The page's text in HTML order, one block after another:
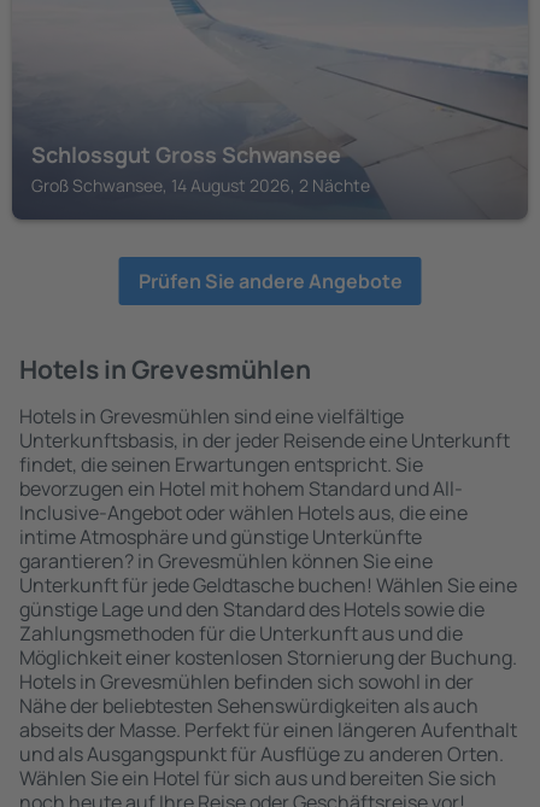
Schlossgut Gross Schwansee
Groß Schwansee, 14 August 2026, 2 Nächte
Prüfen Sie andere Angebote
Hotels in Grevesmühlen
Hotels in Grevesmühlen sind eine vielfältige
Unterkunftsbasis, in der jeder Reisende eine Unterkunft
findet, die seinen Erwartungen entspricht. Sie
bevorzugen ein Hotel mit hohem Standard und All-
Inclusive-Angebot oder wählen Hotels aus, die eine
intime Atmosphäre und günstige Unterkünfte
garantieren? in Grevesmühlen können Sie eine
Unterkunft für jede Geldtasche buchen! Wählen Sie eine
günstige Lage und den Standard des Hotels sowie die
Zahlungsmethoden für die Unterkunft aus und die
Möglichkeit einer kostenlosen Stornierung der Buchung.
Hotels in Grevesmühlen befinden sich sowohl in der
Nähe der beliebtesten Sehenswürdigkeiten als auch
abseits der Masse. Perfekt für einen längeren Aufenthalt
und als Ausgangspunkt für Ausflüge zu anderen Orten.
Wählen Sie ein Hotel für sich aus und bereiten Sie sich